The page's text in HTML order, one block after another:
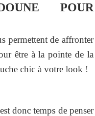
POUR
permettent de affronter
être à la pointe de la
chic à votre look !
donc temps de penser